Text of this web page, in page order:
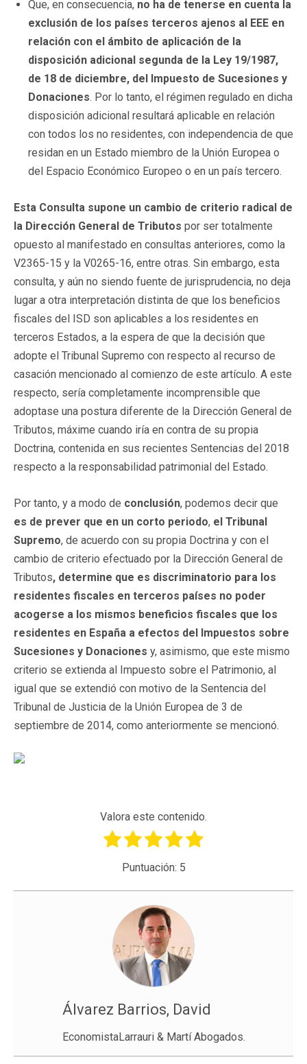
Que, en consecuencia, no ha de tenerse en cuenta la
exclusión de los países terceros ajenos al EEE en
relación con el ámbito de aplicación de la
disposición adicional segunda de la Ley 19/1987,
de 18 de diciembre, del Impuesto de Sucesiones y
Donaciones. Por lo tanto, el régimen regulado en dicha
disposición adicional resultará aplicable en relación
con todos los no residentes, con independencia de que
residan en un Estado miembro de la Unión Europea o
del Espacio Económico Europeo o en un país tercero.
Esta Consulta supone un cambio de criterio radical de
la Dirección General de Tributos por ser totalmente
opuesto al manifestado en consultas anteriores, como la
V2365-15 y la V0265-16, entre otras. Sin embargo, esta
consulta, y aún no siendo fuente de jurisprudencia, no deja
lugar a otra interpretación distinta de que los beneficios
fiscales del ISD son aplicables a los residentes en
terceros Estados, a la espera de que la decisión que
adopte el Tribunal Supremo con respecto al recurso de
casación mencionado al comienzo de este artículo. A este
respecto, sería completamente incomprensible que
adoptase una postura diferente de la Dirección General de
Tributos, máxime cuando iría en contra de su propia
Doctrina, contenida en sus recientes Sentencias del 2018
respecto a la responsabilidad patrimonial del Estado.
Por tanto, y a modo de conclusión, podemos decir que
es de prever que en un corto periodo, el Tribunal
Supremo, de acuerdo con su propia Doctrina y con el
cambio de criterio efectuado por la Dirección General de
Tributos, determine que es discriminatorio para los
residentes fiscales en terceros países no poder
acogerse a los mismos beneficios fiscales que los
residentes en España a efectos del Impuestos sobre
Sucesiones y Donaciones y, asimismo, que este mismo
criterio se extienda al Impuesto sobre el Patrimonio, al
igual que se extendió con motivo de la Sentencia del
Tribunal de Justicia de la Unión Europea de 3 de
septiembre de 2014, como anteriormente se mencionó.
Valora este contenido.
Puntuación: 5
Álvarez Barrios, David
EconomistaLarrauri & Martí Abogados.